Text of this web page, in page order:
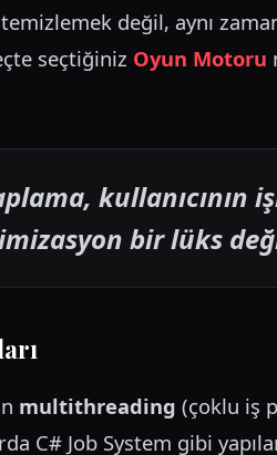
değil, aynı
seçtiğiniz Oyun Motoru
kullanıcının
bir lüks
multithreading (çoklu iş
C# Job System gibi